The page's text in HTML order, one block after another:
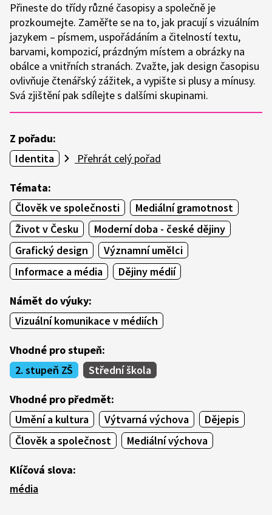
Přineste do třídy různé časopisy a společně je
prozkoumejte. Zaměřte se na to, jak pracují s vizuálním
jazykem – písmem, uspořádáním a čitelností textu,
barvami, kompozicí, prázdným místem a obrázky na
obálce a vnitřních stranách. Zvažte, jak design časopisu
ovlivňuje čtenářský zážitek, a vypište si plusy a mínusy.
Svá zjištění pak sdílejte s dalšími skupinami.
Z pořadu:
Identita
Přehrát celý pořad
Témata:
Člověk ve společnosti
Mediální gramotnost
Život v Česku
Moderní doba - české dějiny
Grafický design
Významní umělci
Informace a média
Dějiny médií
Námět do výuky:
Vizuální komunikace v médiích
Vhodné pro stupeň:
2. stupeň ZŠ
Střední škola
Vhodné pro předmět:
Umění a kultura
Výtvarná výchova
Dějepis
Člověk a společnost
Mediální výchova
Klíčová slova:
média